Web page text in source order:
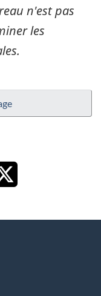
n'est pas
les